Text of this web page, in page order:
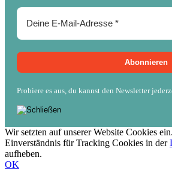
Probiere es aus, du kannst den Newsletter
Wir setzten auf unserer Website Cookies
Einverständnis für Tracking Cookies in der
aufheben.
OK